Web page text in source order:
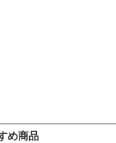
め商品